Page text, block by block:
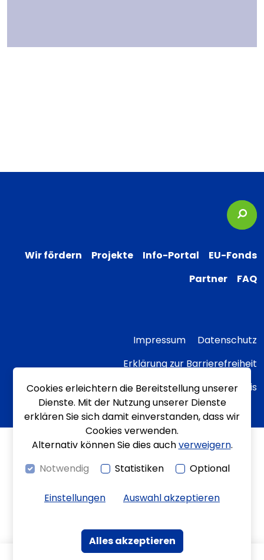
Wir fördern Projekte Info-Portal
EU-Fonds
Partner
FAQ
Impressum
Datenschutz
Erklärung zur Barrierefreiheit
Transparenzhinweis
Cookies erleichtern die Bereitstellung unserer
Dienste. Mit der Nutzung unserer Dienste
erklären Sie sich damit einverstanden, dass wir
Cookies verwenden.
Alternativ können Sie dies auchverweigern.
Notwendig
Statistiken Optional
Einstellungen Auswahl akzeptieren
Alles akzeptieren